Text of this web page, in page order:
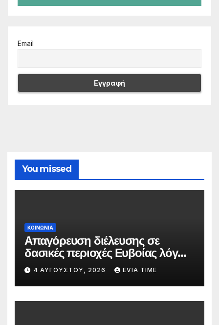
Email
You missed
ΚΟΙΝΩΝΙΑ
Απαγόρευση διέλευσης σε
δασικές περιοχές Ευβοίας λόγω
πολύ υψηλού κινδύνου
πυρκαγιάς
4 ΑΥΓΟΎΣΤΟΥ, 2026 EVIA TIME